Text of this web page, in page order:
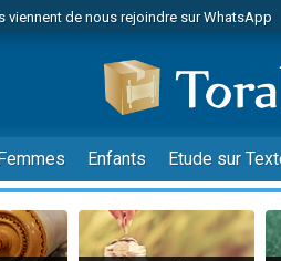
viennent de nous rejoindre sur WhatsApp
viennent de faire un don pour 1
viennent de demander une bénédiction
viennent de nous rejoindre sur WhatsApp
places pour étudier en groupe sur Zoom
viennent de faire un don pour Diane,
donner son Maasser
Enfants Etude sur